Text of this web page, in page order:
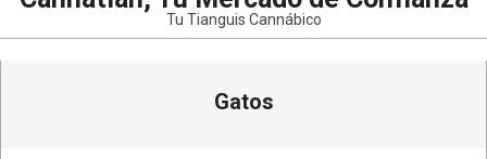
Tu Tianguis Cannábico
Gatos